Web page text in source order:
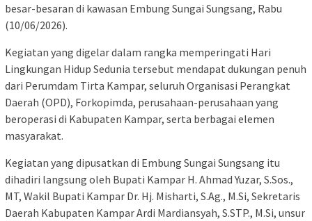
besar-besaran di kawasan Embung Sungai Sungsang, Rabu
(10/06/2026).
‎Kegiatan yang digelar dalam rangka memperingati Hari
Lingkungan Hidup Sedunia tersebut mendapat dukungan penuh
dari Perumdam Tirta Kampar, seluruh Organisasi Perangkat
Daerah (OPD), Forkopimda, perusahaan-perusahaan yang
beroperasi di Kabupaten Kampar, serta berbagai elemen
masyarakat.
‎Kegiatan yang dipusatkan di Embung Sungai Sungsang itu
dihadiri langsung oleh Bupati Kampar H. Ahmad Yuzar, S.Sos.,
MT, Wakil Bupati Kampar Dr. Hj. Misharti, S.Ag., M.Si, Sekretaris
Daerah Kabupaten Kampar Ardi Mardiansyah, S.STP., M.Si, unsur